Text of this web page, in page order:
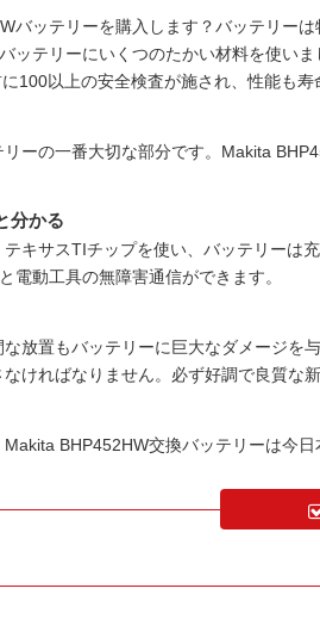
バッテリーを購入します？バッテリー
ッテリーにいくつのたかい材料を使い
100以上の安全検査が施され、性能も
ーの一番大切な部分です。 Makita
分かる
キサスTIチップを使い、バッテリーは
電動工具の無障害通信ができます。
放置もバッテリーに巨大なダメージを
ければなりません。必ず好調で良質な
BHP452HW交換バッテリーは今